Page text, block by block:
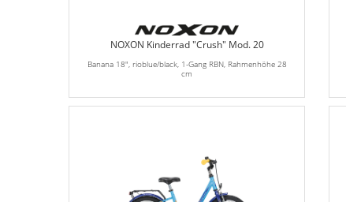
NOXON Kinderrad "Crush" Mod. 20
Banana 18", rioblue/black, 1-Gang RBN, Rahmenhöhe 28
cm